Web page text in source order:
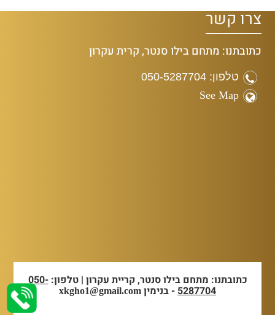
צרו קשר
כתובתנו: מתחם בילו סנטר, קרית עקרון
טלפון: 050-5287704
See Map
כתובתנו: מתחם בילו סנטר, קריית עקרון | טלפון:050-
5287704- בנימין xkgho1@gmail.com